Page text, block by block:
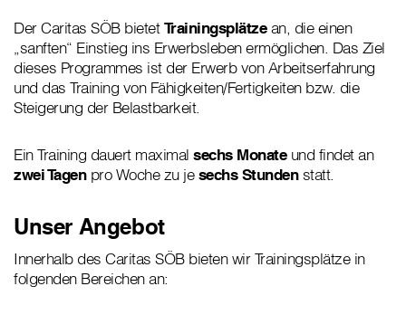
Der Caritas SÖB bietetTrainingsplätzean, die einen
„sanften“ Einstieg ins Erwerbsleben ermöglichen. Das Ziel
dieses Programmes ist der Erwerb von Arbeitserfahrung
und das Training von Fähigkeiten/Fertigkeiten bzw. die
Steigerung der Belastbarkeit.
Ein Training dauert maximal sechs Monateund findet an
zwei Tagenpro Woche zu jesechs Stundenstatt.
Unser Angebot
Innerhalb des Caritas SÖB bieten wir Trainingsplätze in
folgenden Bereichen an: